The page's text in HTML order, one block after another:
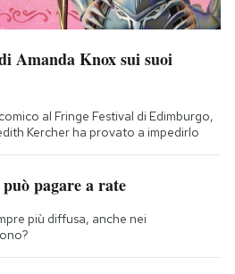
Amanda Knox sui suoi
al Fringe Festival di Edimburgo,
Kercher ha provato a impedirlo
pagare a rate
più diffusa, anche nei